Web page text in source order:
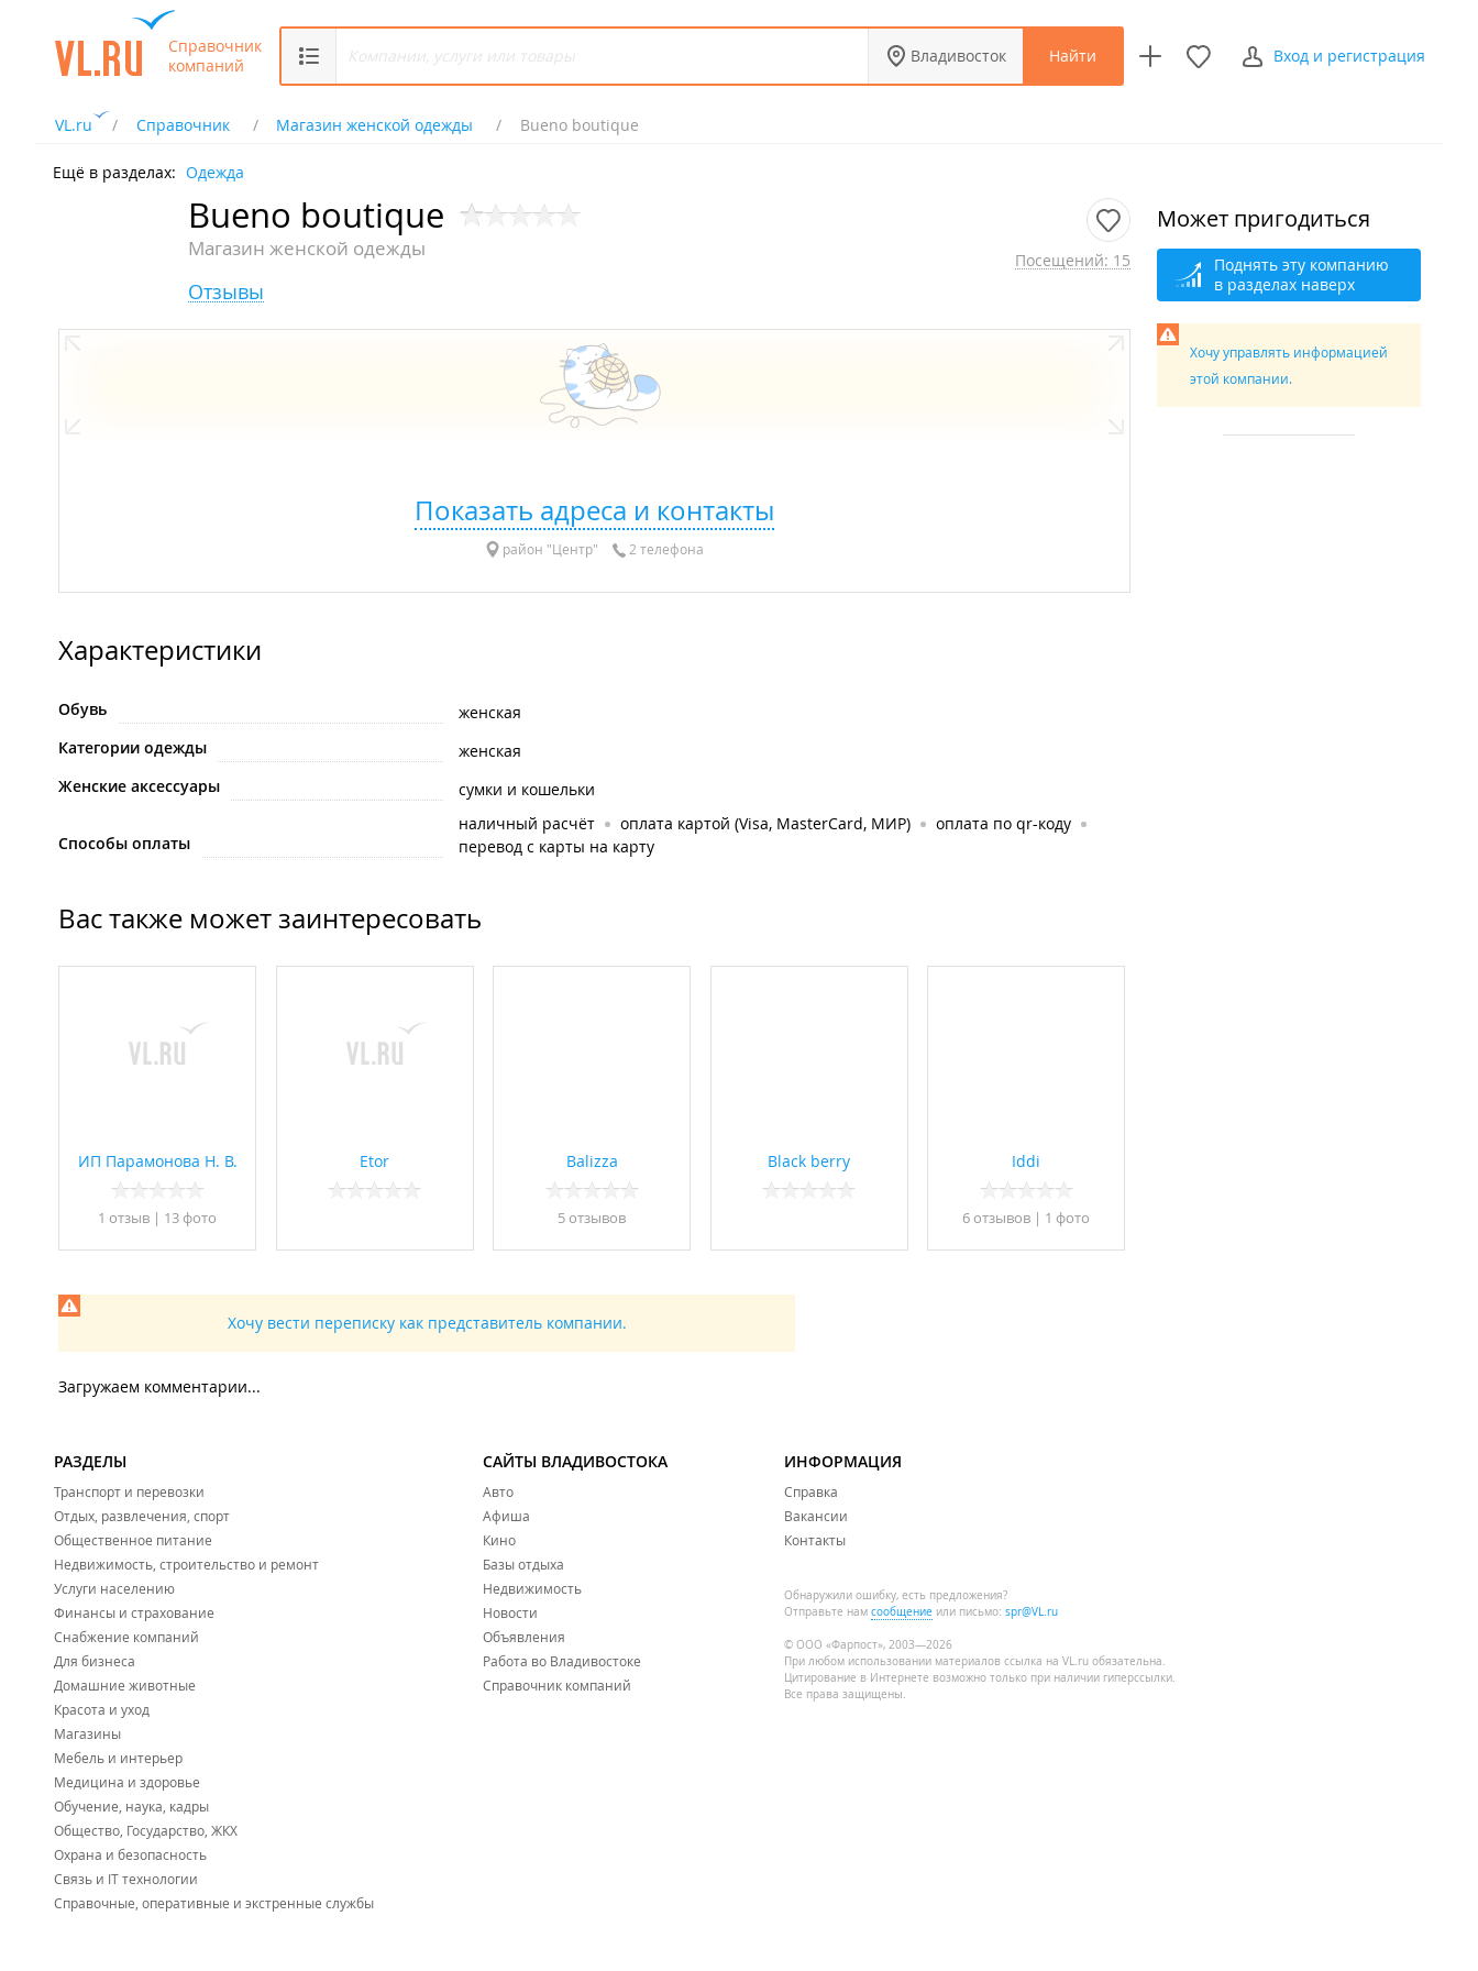
Справочник
компаний
Владивосток Найти Вход и регистрация
VL.ru Справочник Магазин женской одежды Bueno boutique
Ещё в разделах: Одежда
Bueno boutique
Магазин женской одежды Посещений: 15
Отзывы
Показать адреса и контакты
район "Центр" 2 телефона
Характеристики
Обувь
женская
Категории одежды
женская
Женские аксессуары
сумки и кошельки
Способы оплаты
наличный расчёт оплата картой (Visa, MasterCard, МИР)
оплата по qr-коду
перевод с карты на карту
Вас также может заинтересовать
ИП Парамонова Н. В.
1 отзыв | 13 фото
Etor Balizza
5 отзывов
Black berry Iddi
6 отзывов | 1 фото
Хочу вести переписку как представитель компании.
Загружаем комментарии...
Может пригодиться
Поднять эту компанию
в разделах наверх
Хочу управлять информацией
этой компании.
РАЗДЕЛЫ
Транспорт и перевозки
Отдых, развлечения, спорт
Общественное питание
Недвижимость, строительство и ремонт
Услуги населению
Финансы и страхование
Снабжение компаний
Для бизнеса
Домашние животные
Красота и уход
Магазины
Мебель и интерьер
Медицина и здоровье
Обучение, наука, кадры
Общество, Государство, ЖКХ
Охрана и безопасность
Связь и IT технологии
Справочные, оперативные и экстренные службы
САЙТЫ ВЛАДИВОСТОКА
Авто
Афиша
Кино
Базы отдыха
Недвижимость
Новости
Объявления
Работа во Владивостоке
Справочник компаний
ИНФОРМАЦИЯ
Справка
Вакансии
Контакты
Обнаружили ошибку, есть предложения?
Отправьте нам сообщение или письмо: spr@VL.ru
© ООО «Фарпост», 2003—2026
При любом использовании материалов ссылка на VL.ru обязательна.
Цитирование в Интернете возможно только при наличии гиперссылки.
Все права защищены.